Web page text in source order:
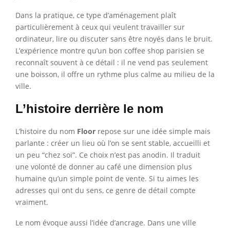
Dans la pratique, ce type d’aménagement plaît
particulièrement à ceux qui veulent travailler sur
ordinateur, lire ou discuter sans être noyés dans le bruit.
L’expérience montre qu’un bon coffee shop parisien se
reconnaît souvent à ce détail : il ne vend pas seulement
une boisson, il offre un rythme plus calme au milieu de la
ville.
L’histoire derrière le nom
L’histoire du nom Floor repose sur une idée simple mais
parlante : créer un lieu où l’on se sent stable, accueilli et
un peu “chez soi”. Ce choix n’est pas anodin. Il traduit
une volonté de donner au café une dimension plus
humaine qu’un simple point de vente. Si tu aimes les
adresses qui ont du sens, ce genre de détail compte
vraiment.
Le nom évoque aussi l’idée d’ancrage. Dans une ville